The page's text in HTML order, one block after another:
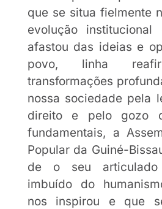
que se situa fielmente
evolução
afastou das ideias e
povo, linha
transformações
nossa sociedade pela
direito e pelo gozo
fundamentais, a
Popular da Guiné-
de o seu articulado
imbuído do
nos inspirou e que